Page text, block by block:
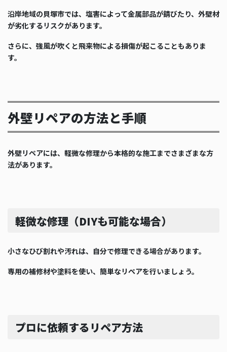
沿岸地域の貝塚市では、塩害によって金属部品が錆びたり、外壁材
が劣化するリスクがあります。
さらに、強風が吹くと飛来物による損傷が起こることもありま
す。
外壁リペアの方法と手順
外壁リペアには、軽微な修理から本格的な施工までさまざまな方
法があります。
軽微な修理（DIYも可能な場合）
小さなひび割れや汚れは、自分で修理できる場合があります。
専用の補修材や塗料を使い、簡単なリペアを行いましょう。
プロに依頼するリペア方法